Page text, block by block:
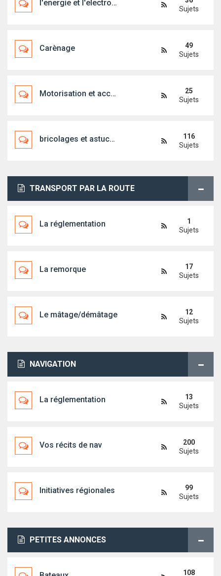
l'energie et l'electronique embarquée
Sujets
Carènage
49
Sujets
Motorisation et accessoires
25
Sujets
bricolages et astuces diverses
116
Sujets
TRANSPORT PAR LA ROUTE
La réglementation
1
Sujets
La remorque
17
Sujets
Le mâtage/démâtage
12
Sujets
NAVIGATION
La réglementation
13
Sujets
Vos récits de nav
200
Sujets
Initiatives régionales
99
Sujets
PETITES ANNONCES
108